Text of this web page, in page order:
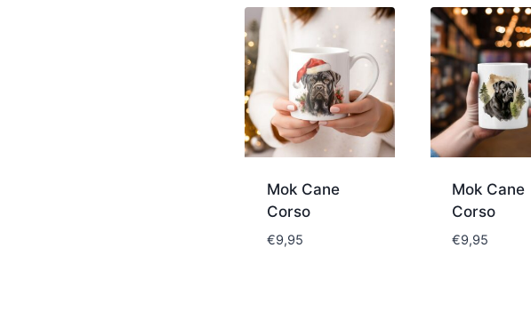
Mok Cane
Corso
€9,95
Mok Cane
Corso
€9,95